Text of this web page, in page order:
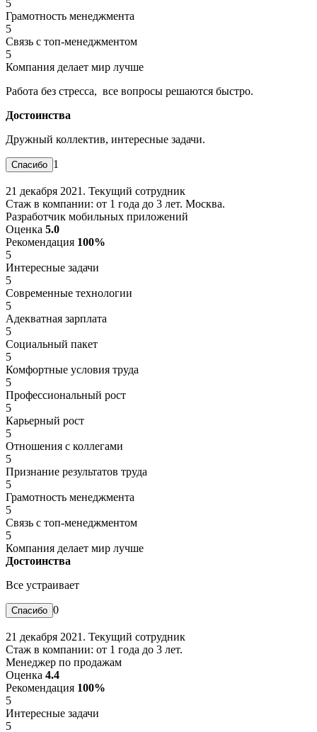
5
Грамотность менеджмента
5
Связь с топ-менеджментом
5
Компания делает мир лучше
Работа без стресса, все вопросы решаются быстро.
Достоинства
Дружный коллектив, интересные задачи.
1
21 декабря 2021. Текущий сотрудник
Стаж в компании: от 1 года до 3 лет. Москва.
Разработчик мобильных приложений
Оценка 5.0
Рекомендация 100%
5
Интересные задачи
5
Современные технологии
5
Адекватная зарплата
5
Социальный пакет
5
Комфортные условия труда
5
Профессиональный рост
5
Карьерный рост
5
Отношения с коллегами
5
Признание результатов труда
5
Грамотность менеджмента
5
Связь с топ-менеджментом
5
Компания делает мир лучше
Достоинства
Все устраивает
0
21 декабря 2021. Текущий сотрудник
Стаж в компании: от 1 года до 3 лет.
Менеджер по продажам
Оценка 4.4
Рекомендация 100%
5
Интересные задачи
5